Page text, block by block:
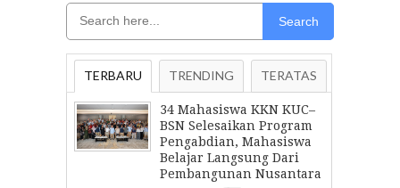
Search
TERBARU TRENDING TERATAS
34 Mahasiswa KKN KUC–
BSN Selesaikan Program
Pengabdian, Mahasiswa
Belajar Langsung Dari
Pembangunan Nusantara